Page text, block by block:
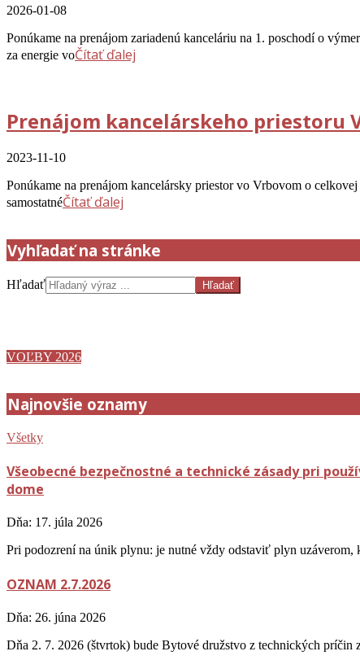
2026-01-08
Ponúkame na prenájom zariadenú kanceláriu na 1. poschodí o
za energie voČítať ďalej
Prenájom kancelárskeho priestoru
2023-11-10
Ponúkame na prenájom kancelársky priestor vo Vrbovom o
samostatnéČítať ďalej
Vyhľadať na stránke
Hľadať
VOĽBY 2026
Najnovšie oznamy
Všetky
Všeobecné bezpečnostné a technické zásady pri
dome
Dňa: 17. júla 2026
Pri podozrení na únik plynu: je nutné vždy odstaviť plyn uzáverom,
OZNAM 2.7.2026
Dňa: 26. júna 2026
Dňa 2. 7. 2026 (štvrtok) bude Bytové družstvo z technických príčin